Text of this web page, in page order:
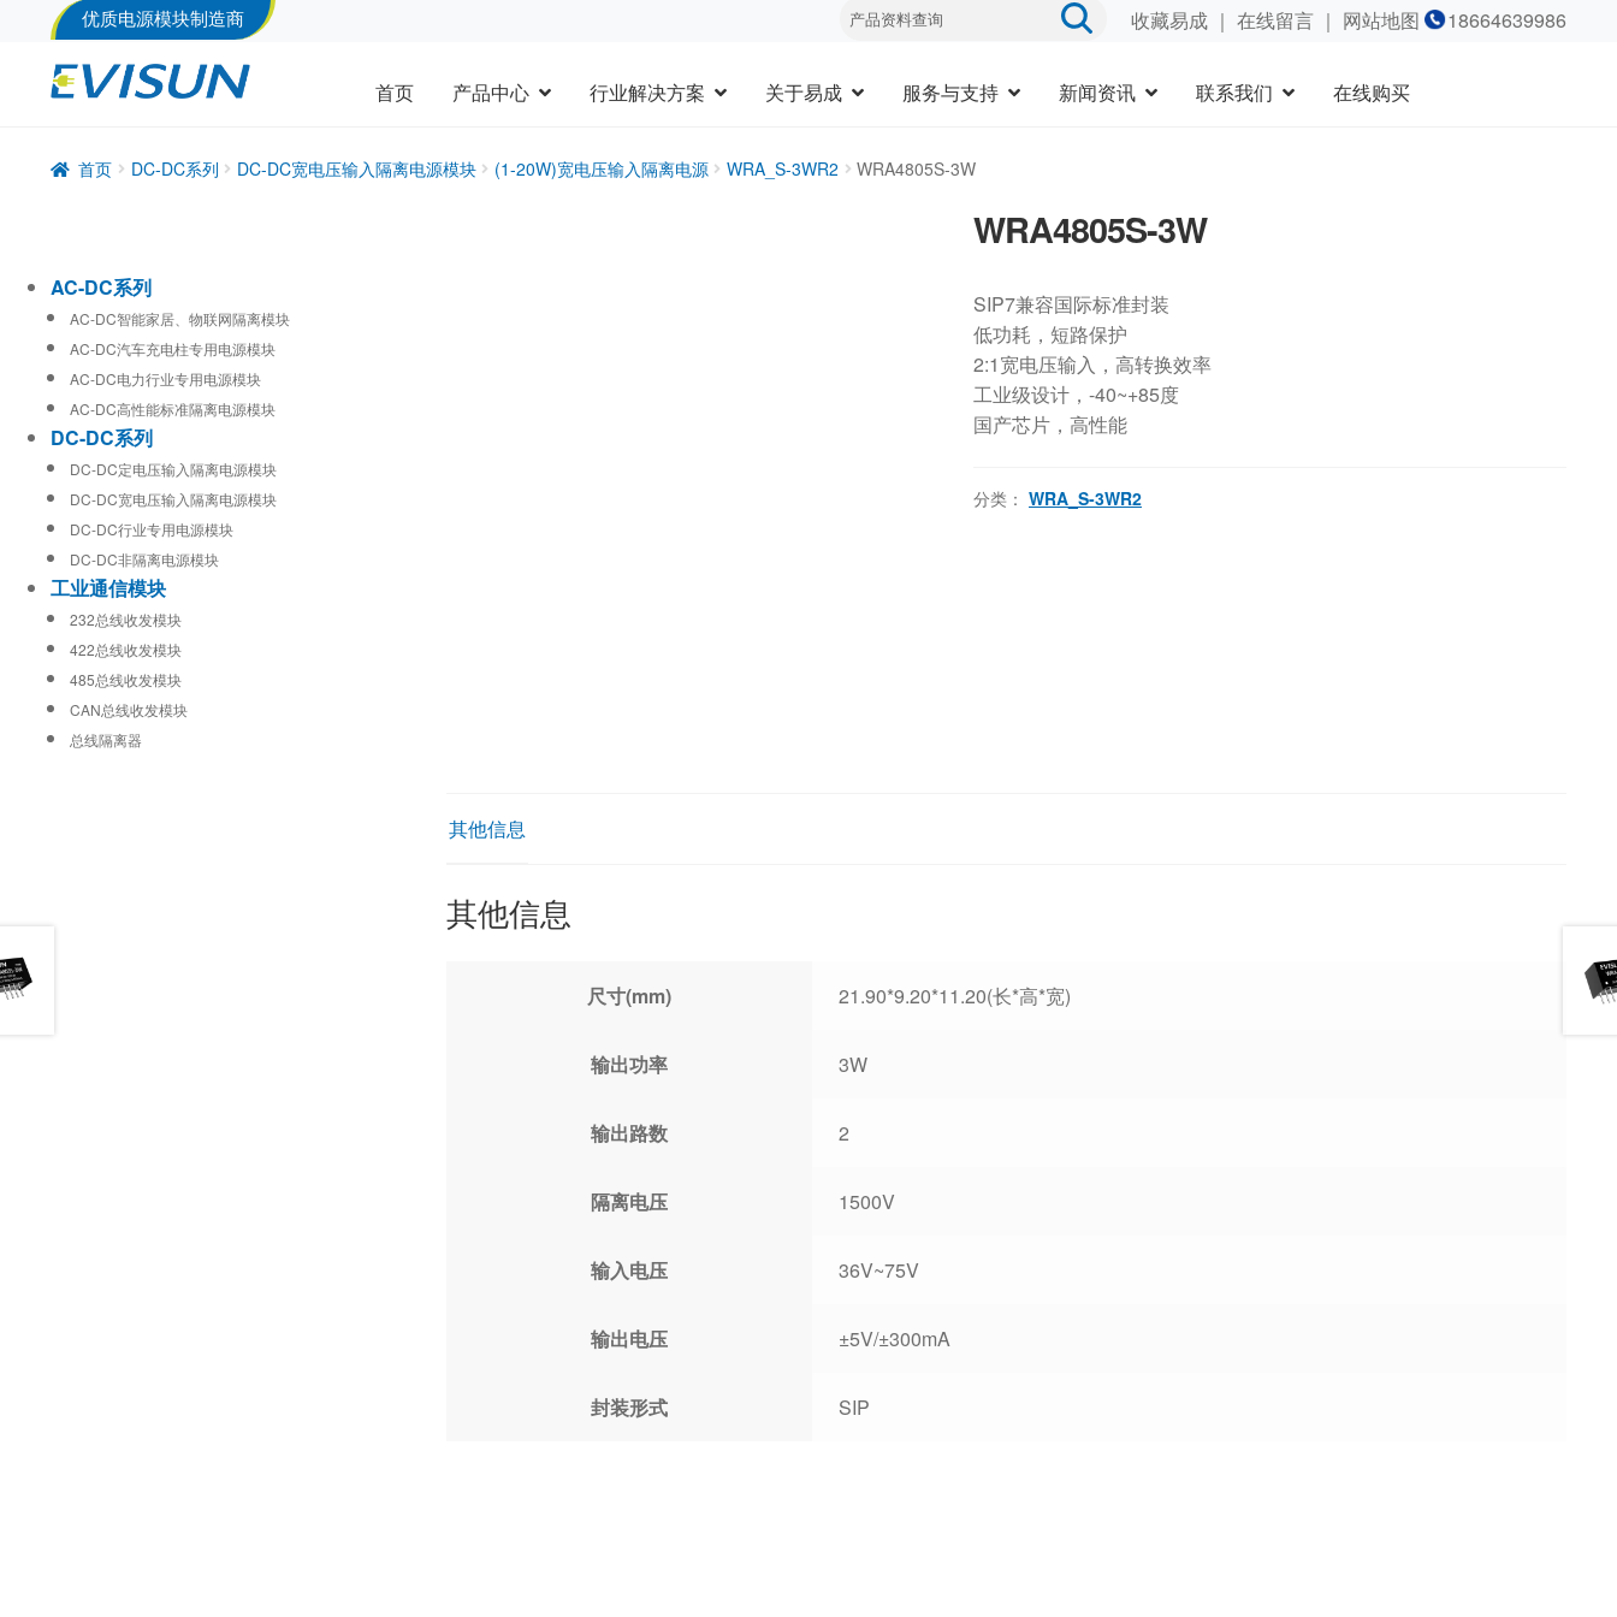
优质电源模块制造商 收藏易成｜ 在线留言｜ 网站地图 18664639986
首页 产品中心 行业解决方案 关于易成 服务与支持 新闻资讯 联系我们 在线购买
首页 DC-DC系列 DC-DC宽电压输入隔离电源模块 (1-20W)宽电压输入隔离电源 WRA_S-3WR2 WRA4805S-3W
WRA4805S-3W
SIP7兼容国际标准封装
低功耗，短路保护
2:1宽电压输入，高转换效率
工业级设计，-40~+85度
国产芯片，高性能
分类： WRA_S-3WR2
其他信息
其他信息
尺寸(mm) 21.90*9.20*11.20(长*高*宽)
输出功率 3W
输出路数 2
隔离电压 1500V
输入电压 36V~75V
输出电压 ±5V/±300mA
封装形式 SIP
AC-DC系列
AC-DC智能家居、物联网隔离模块
AC-DC汽车充电柱专用电源模块
AC-DC电力行业专用电源模块
AC-DC高性能标准隔离电源模块
DC-DC系列
DC-DC定电压输入隔离电源模块
DC-DC宽电压输入隔离电源模块
DC-DC行业专用电源模块
DC-DC非隔离电源模块
工业通信模块
232总线收发模块
422总线收发模块
485总线收发模块
CAN总线收发模块
总线隔离器